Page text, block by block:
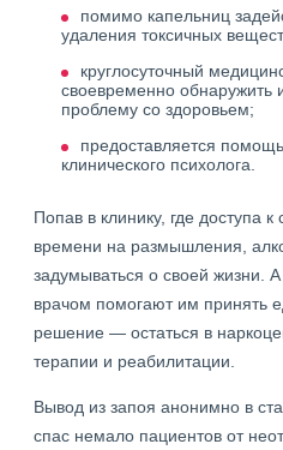
помимо капельниц
удаления токсичных
круглосуточный
своевременно обнаружить
проблему со здоровьем;
предоставляется
клинического психолога.
Попав в клинику, где доступа
времени на размышления,
задумываться о своей жизни.
врачом помогают им принять
решение — остаться в
терапии и реабилитации.
Вывод из запоя анонимно в
спас немало пациентов от